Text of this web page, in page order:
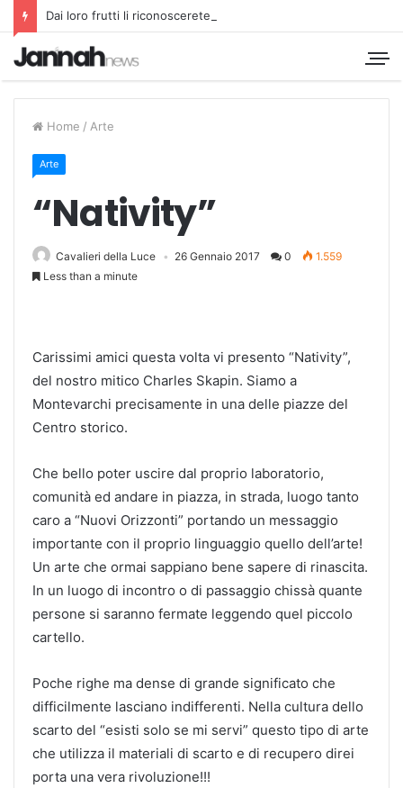
Dai loro frutti li riconoscerete
Home / Arte
Arte
“Nativity”
Cavalieri della Luce 26 Gennaio 2017 0
1.559
Less than a minute
Carissimi amici questa volta vi presento “Nativity”,
del nostro mitico Charles Skapin. Siamo a
Montevarchi precisamente in una delle piazze del
Centro storico.
Che bello poter uscire dal proprio laboratorio,
comunità ed andare in piazza, in strada, luogo tanto
caro a “Nuovi Orizzonti” portando un messaggio
importante con il proprio linguaggio quello dell’arte!
Un arte che ormai sappiano bene sapere di rinascita.
In un luogo di incontro o di passaggio chissà quante
persone si saranno fermate leggendo quel piccolo
cartello.
Poche righe ma dense di grande significato che
difficilmente lasciano indifferenti. Nella cultura dello
scarto del “esisti solo se mi servi” questo tipo di arte
che utilizza il materiali di scarto e di recupero direi
porta una vera rivoluzione!!!